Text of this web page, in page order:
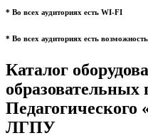
* Во всех аудиториях есть WI-FI
* Во всех аудиториях есть
Каталог
образовательных
ЛГПУ